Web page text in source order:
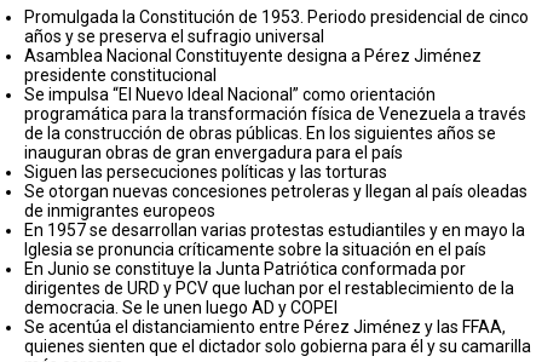
Promulgada la Constitución de 1953. Periodo presidencial de cinco
años y se preserva el sufragio universal
Asamblea Nacional Constituyente designa a Pérez Jiménez
presidente constitucional
Se impulsa “El Nuevo Ideal Nacional” como orientación
programática para la transformación física de Venezuela a través
de la construcción de obras públicas. En los siguientes años se
inauguran obras de gran envergadura para el país
Siguen las persecuciones políticas y las torturas
Se otorgan nuevas concesiones petroleras y llegan al país oleadas
de inmigrantes europeos
En 1957 se desarrollan varias protestas estudiantiles y en mayo la
Iglesia se pronuncia críticamente sobre la situación en el país
En Junio se constituye la Junta Patriótica conformada por
dirigentes de URD y PCV que luchan por el restablecimiento de la
democracia. Se le unen luego AD y COPEI
Se acentúa el distanciamiento entre Pérez Jiménez y las FFAA,
quienes sienten que el dictador solo gobierna para él y su camarilla